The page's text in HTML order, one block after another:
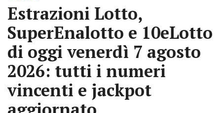
Estrazioni Lotto,
SuperEnalotto e 10eLotto
di oggi venerdì 7 agosto
2026: tutti i numeri
vincenti e jackpot